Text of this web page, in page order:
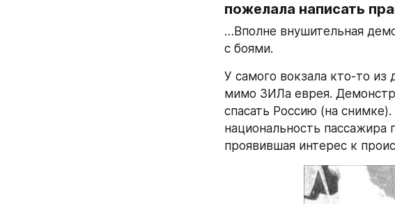
пожелала написать
…Вполне внушительная
с боями.
У самого вокзала кто-то
мимо ЗИЛа еврея.
спасать Россию (на
национальность
проявившая интерес к